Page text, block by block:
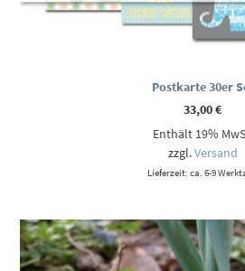
Postkarte 30er
33,00€
Enthält 19%
zzgl.Versand
Lieferzeit: ca. 6-9